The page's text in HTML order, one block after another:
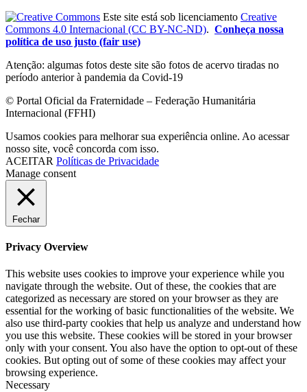
Este site está sob licenciamento Creative
Commons 4.0 Internacional (CC BY-NC-ND). Conheça nossa
política de uso justo (fair use)
Atenção: algumas fotos deste site são fotos de acervo tiradas no
período anterior à pandemia da Covid-19
© Portal Oficial da Fraternidade – Federação Humanitária
Internacional (FFHI)
Usamos cookies para melhorar sua experiência online. Ao acessar
nosso site, você concorda com isso.
ACEITAR Políticas de Privacidade
Manage consent
Fechar
Privacy Overview
This website uses cookies to improve your experience while you
navigate through the website. Out of these, the cookies that are
categorized as necessary are stored on your browser as they are
essential for the working of basic functionalities of the website. We
also use third-party cookies that help us analyze and understand how
you use this website. These cookies will be stored in your browser
only with your consent. You also have the option to opt-out of these
cookies. But opting out of some of these cookies may affect your
browsing experience.
Necessary